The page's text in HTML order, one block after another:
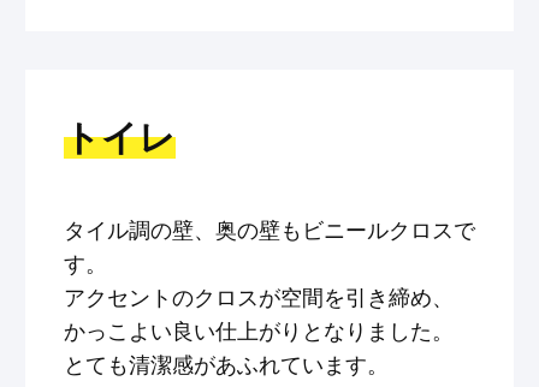
トイレ
タイル調の壁、奥の壁もビニールクロスで
す。
アクセントのクロスが空間を引き締め、
かっこよい良い仕上がりとなりました。
とても清潔感があふれています。